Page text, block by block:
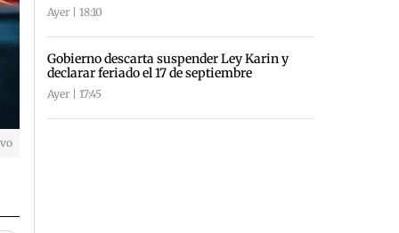
Ayer | 18:10
Gobierno descarta suspender Ley Karin y
declarar feriado el 17 de septiembre
Ayer | 17:45